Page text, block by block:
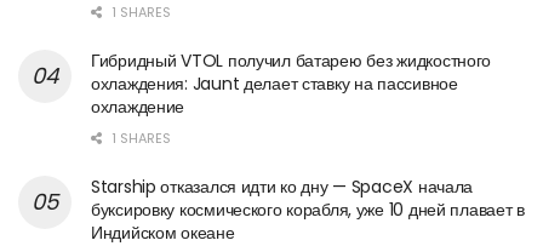
1 SHARES
Гибридный VTOL получил батарею без жидкостного
охлаждения: Jaunt делает ставку на пассивное
охлаждение
1 SHARES
Starship отказался идти ко дну — SpaceX начала
буксировку космического корабля, уже 10 дней плавает в
Индийском океане